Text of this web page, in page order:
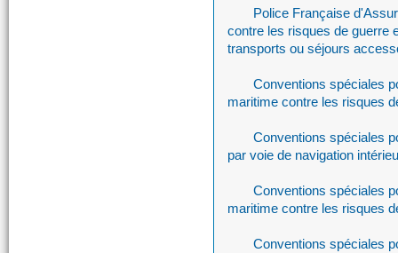
Police Française
contre les risques de guerre
transports ou séjours
Conventions spéciales
maritime contre les risques
Conventions spéciales
par voie de navigation
Conventions spéciales
maritime contre les risques
Conventions spéciales